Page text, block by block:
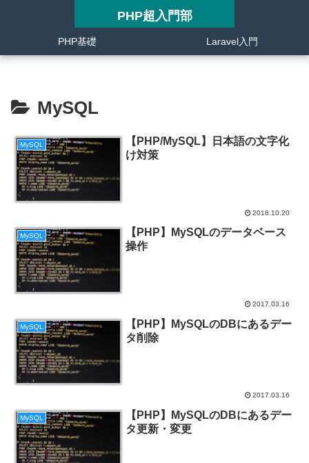
PHP超入門部
PHP基礎 Laravel入門
MySQL
MySQL
【PHP/MySQL】日本語の文字化
け対策
2018.10.20
MySQL
【PHP】MySQLのデータベース
操作
2017.03.16
MySQL
【PHP】MySQLのDBにあるデー
タ削除
2017.03.16
MySQL
【PHP】MySQLのDBにあるデー
タ更新・変更